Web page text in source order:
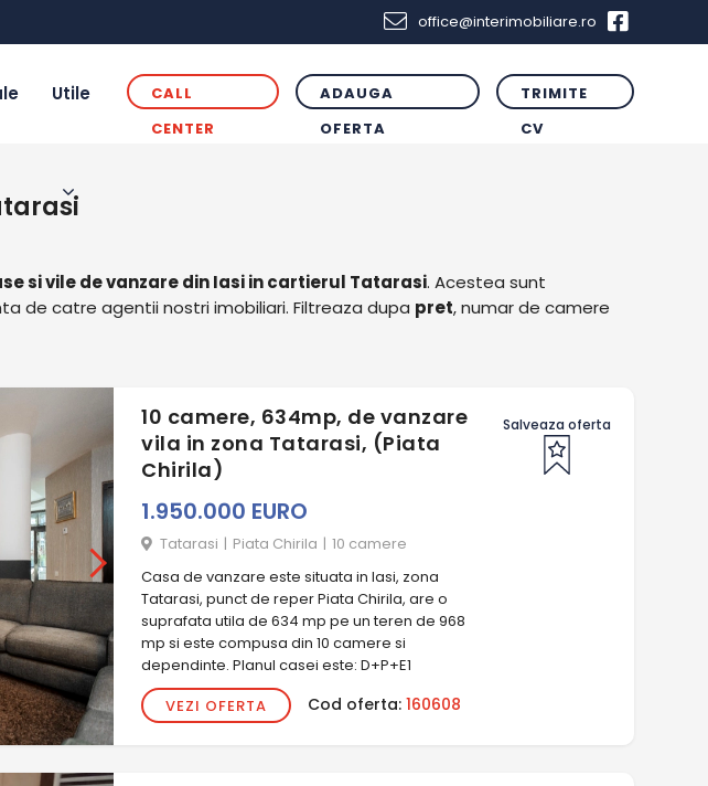
office@interimobiliare.ro
Utile
CALL
CENTER
ADAUGA
OFERTA
TRIMITE
CV
si vile de vanzare din Iasi in cartierul Tatarasi. Acestea sunt
de catre agentii nostri imobiliari. Filtreaza dupa pret, numar de camere
10 camere, 634mp, de vanzare
vila in zona Tatarasi, (Piata
Chirila)
1.950.000 EURO
Tatarasi | Piata Chirila | 10 camere
Casa de vanzare este situata in Iasi, zona
Tatarasi, punct de reper Piata Chirila, are o
suprafata utila de 634 mp pe un teren de 968
mp si este compusa din 10 camere si
dependinte. Planul casei este: D+P+E1
VEZI OFERTA
Cod oferta:160608
Salveaza oferta